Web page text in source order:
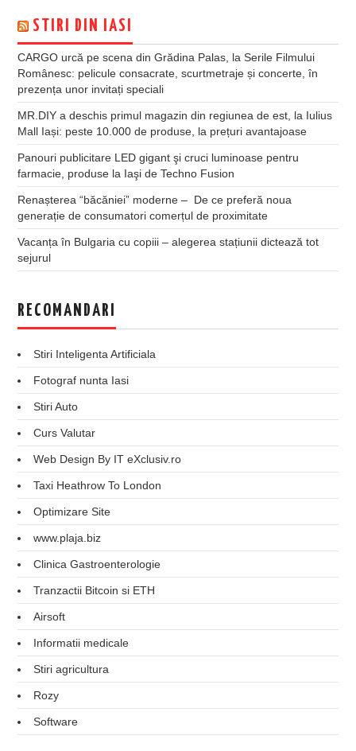
STIRI DIN IASI
CARGO urcă pe scena din Grădina Palas, la Serile Filmului
Românesc: pelicule consacrate, scurtmetraje și concerte, în
prezența unor invitați speciali
MR.DIY a deschis primul magazin din regiunea de est, la Iulius
Mall Iași: peste 10.000 de produse, la prețuri avantajoase
Panouri publicitare LED gigant şi cruci luminoase pentru
farmacie, produse la Iaşi de Techno Fusion
Renașterea “băcăniei” moderne – De ce preferă noua
generație de consumatori comerțul de proximitate
Vacanța în Bulgaria cu copiii – alegerea stațiunii dictează tot
sejurul
RECOMANDARI
Stiri Inteligenta Artificiala
Fotograf nunta Iasi
Stiri Auto
Curs Valutar
Web Design By IT eXclusiv.ro
Taxi Heathrow To London
Optimizare Site
www.plaja.biz
Clinica Gastroenterologie
Tranzactii Bitcoin si ETH
Airsoft
Informatii medicale
Stiri agricultura
Rozy
Software